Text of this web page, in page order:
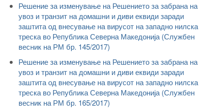
Решение за изменување на Решението за забрана на
увоз и транзит на домашни и диви еквиди заради
заштита од внесување на вирусот на западно нилска
треска во Република Северна Македонија (Службен
весник на РМ бр. 145/2017)
Решение за изменување на Решението за забрана на
увоз и транзит на домашни и диви еквиди заради
заштита од внесување на вирусот на западно нилска
треска во Република Северна Македонија (Службен
весник на РМ бр. 165/2017)